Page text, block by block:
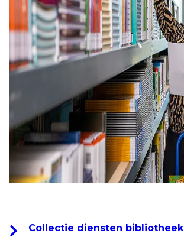
Collectie diensten bibliotheek